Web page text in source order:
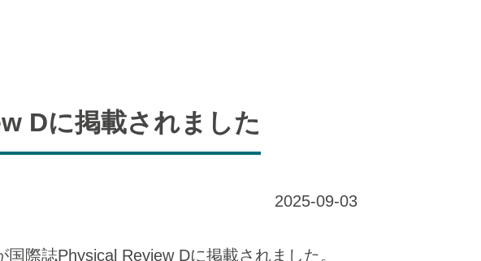
Dに掲載されました
2025-09-03
際誌Physical Review Dに掲載されました。